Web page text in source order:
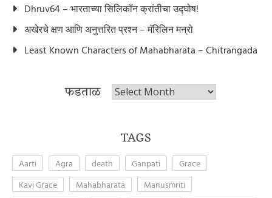
Dhruv64 – भारताच्या सिलिकॉन क्रांतीचा उद्घोष!
अखेरचे क्षण आणि अनुत्तरित प्रश्न – मॅरिलिन मन्रो
Least Known Characters of Mahabharata – Chitrangada
फडताळ फडताळ
TAGS
Aarti Agra death Ganpati
Grace
Kavi Grace
Mahabharata
Manusmriti